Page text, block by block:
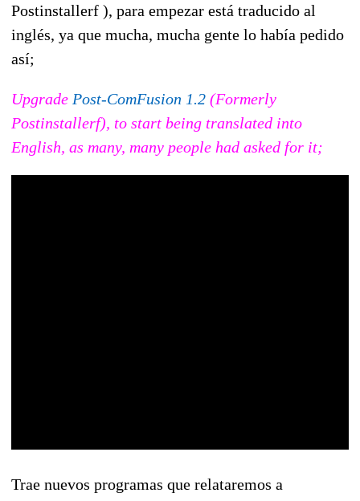
Postinstallerf ), para empezar está traducido al
inglés, ya que mucha, mucha gente lo había pedido
así;
Upgrade Post-ComFusion 1.2 (Formerly
Postinstallerf), to start being translated into
English, as many, many people had asked for it;
Trae nuevos programas que relataremos a